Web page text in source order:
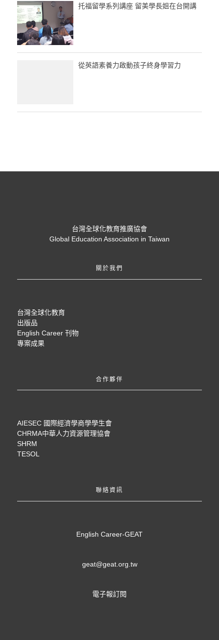
托福留學系列講座 留美學長姐在台開講
從英語素養力啟動孩子終身學習力
台灣全球化教育推廣協會
Global Education Association in Taiwan
關於我們
台灣全球化教育
出版品
English Career 刊物
專案成果
合作夥伴
AIESEC 國際經濟學商學學生會
CHRMA中華人力資源管理協會
SHRM
TESOL
聯絡資訊
English Career-GEAT
geat@geat.org.tw
電子報訂閱